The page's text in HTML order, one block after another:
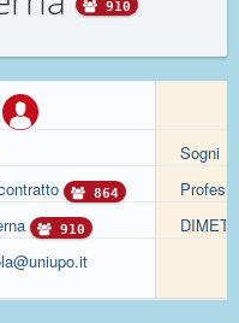
910
864
910
Sogni
DIMET